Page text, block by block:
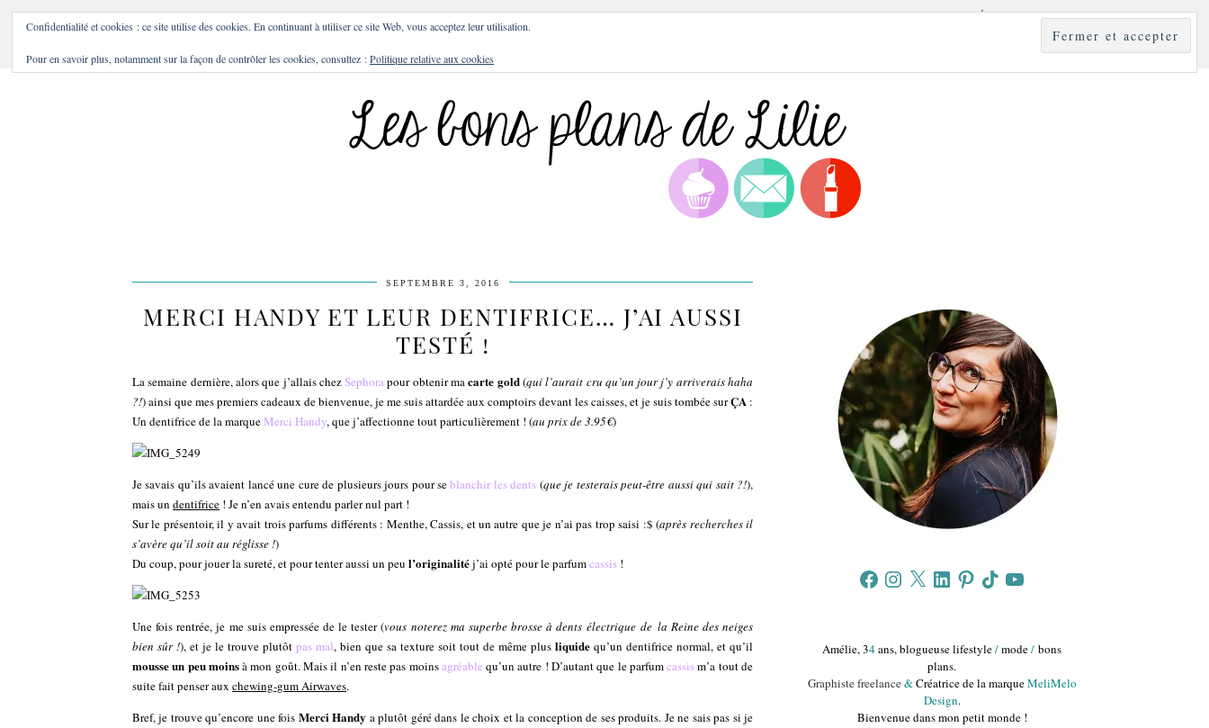
SEPTEMBRE 3, 2016
MERCI HANDY ET LEUR DENTIFRICE… J’AI AUSSI
TESTÉ !
La semaine dernière, alors que j’allais chezSephorapour obtenir macarte gold(qui l’aurait cru qu’un jour j’y arriverais haha
?!) ainsi que mes premiers cadeaux de bienvenue, je me suis attardée aux comptoirs devant les caisses, et je suis tombée surÇA :
Un dentifrice de la marqueMerci Handy, que j’affectionne tout particulièrement ! (au prix de 3.95€)
Je savais qu’ils avaient lancé une cure de plusieurs jours pour seblanchir les dents (que je testerais peut-être aussi qui sait ?!),
mais un dentifrice ! Je n’en avais entendu parler nul part !
Sur le présentoir, il y avait trois parfums différents : Menthe, Cassis, et un autre que je n’ai pas trop saisi :$ (après recherches il
s’avère qu’il soit au réglisse !)
Du coup, pour jouer la sureté, et pour tenter aussi un peu l’originalitéj’ai opté pour le parfumcassis !
Une fois rentrée, je me suis empressée de le tester (vous noterez ma superbe brosse à dents électrique de la Reine des neiges
bien sûr !), et je le trouve plutôt pas mal, bien que sa texture soit tout de même plus liquide qu’un dentifrice normal, et qu’il
mousse un peu moinsà mon goût. Mais il n’en reste pas moinsagréable qu’un autre ! D’autant que le parfumcassism’a tout de
suite fait penser aux chewing-gum Airwaves.
Bref, je trouve qu’encore une fois Merci Handy a plutôt géré dans le choix et la conception de ses produits. Je ne sais pas si je
FacebookInstagram
X LinkedInPinterestTikTokYouTube
Amélie, 34ans, blogueuse lifestyle/mode/ bons
plans.
Graphiste freelance&Créatrice de la marqueMeliMelo
Design.
Bienvenue dans mon petit monde !
Confidentialité et cookies : ce site utilise des cookies. En continuant à utiliser ce site Web, vous acceptez leur utilisation.
Pour en savoir plus, notamment sur la façon de contrôler les cookies, consultez :Politique relative aux cookies